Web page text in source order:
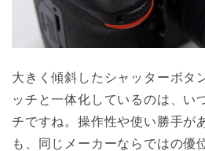
大きく傾斜したシャッターボタ
ッチと一体化しているのは、い
チですね。操作性や使い勝手が
も、同じメーカーならではの優